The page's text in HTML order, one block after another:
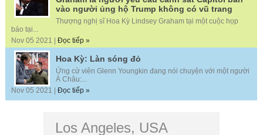
vào người ủng hộ Trump không có vũ trang
Thượng nghị sĩ Hoa Kỳ Lindsey Graham tại một cuộc họp
báo tại...
Nov 05 2021 | Đọc tiếp »
Hoa Kỳ: Làn sóng đỏ
Ứng cử viên Glenn Youngkin đang nói chuyện với một người
Á Châu:...
Nov 05 2021 | Đọc tiếp »
Los Angeles, USA